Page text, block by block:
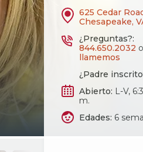
625 Cedar
Chesapeake,
¿Preguntas?:
844.650.2032 o
llamemos
¿Padre
Abierto: L-V,
m.
Edades: 6